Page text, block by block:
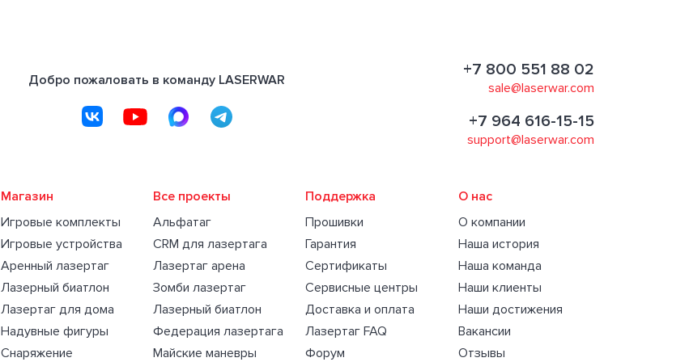
Добро пожаловать в команду LASERWAR
+7 800 551 88 02
sale@laserwar.com
+7 964 616-15-15
support@laserwar.com
Магазин
Игровые комплекты
Игровые устройства
Аренный лазертаг
Лазерный биатлон
Лазертаг для дома
Надувные фигуры
Снаряжение
Все проекты
Альфатаг
CRM для лазертага
Лазертаг арена
Зомби лазертаг
Лазерный биатлон
Федерация лазертага
Майские маневры
Поддержка
Прошивки
Гарантия
Сертификаты
Сервисные центры
Доставка и оплата
Лазертаг FAQ
Форум
О нас
О компании
Наша история
Наша команда
Наши клиенты
Наши достижения
Вакансии
Отзывы